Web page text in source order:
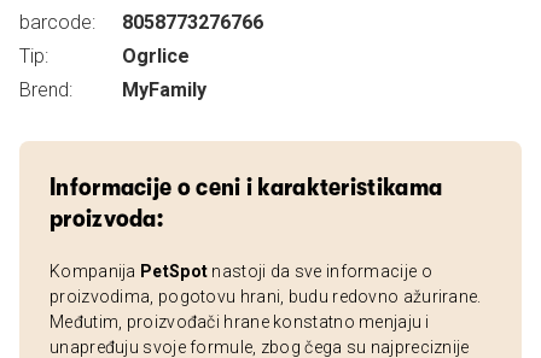
barcode:
8058773276766
Tip:
Ogrlice
Brend:
MyFamily
Informacije o ceni i karakteristikama
proizvoda:
Kompanija PetSpot nastoji da sve informacije o
proizvodima, pogotovu hrani, budu redovno ažurirane.
Međutim, proizvođači hrane konstatno menjaju i
unapređuju svoje formule, zbog čega su najpreciznije